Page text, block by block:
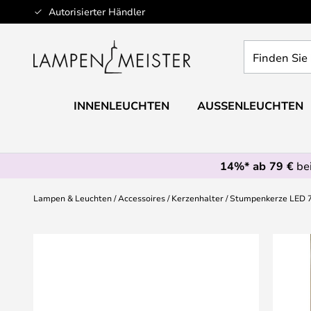
Autorisierter Händler
Zum
Inhalt
Sie
Leuchte...
INNENLEUCHTEN AUSSENLEUCHTEN
14%* ab 79 €
Lampen & Leuchten Accessoires Kerzenhalter Stumpenkerze LED